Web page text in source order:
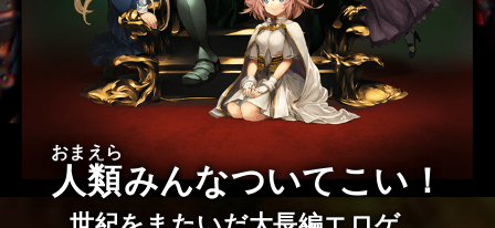
人類
おまえら
みんなついてこい！